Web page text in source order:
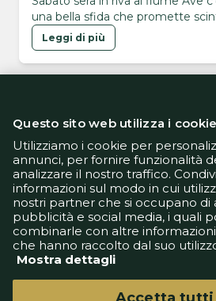
una bella sfida che promette
Leggi di più
Informativa
Informativa
Tech App
Gestione
Questo sito web utilizza i cookie
Utilizziamo i cookie per
annunci, per fornire funzionalità
analizzare il nostro traffico.
informazioni sul modo in cui
nostri partner che si occupano di
pubblicità e social media, i quali
combinarle con altre
che hanno raccolto dal suo
Mostra dettagli